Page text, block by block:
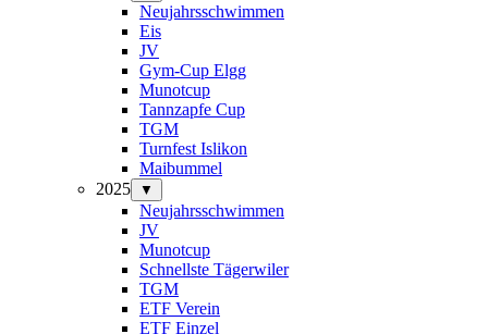
Neujahrsschwimmen
Eis
JV
Gym-Cup Elgg
Munotcup
Tannzapfe Cup
TGM
Turnfest Islikon
Maibummel
2025
▼
Neujahrsschwimmen
JV
Munotcup
Schnellste Tägerwiler
TGM
ETF Verein
ETF Einzel